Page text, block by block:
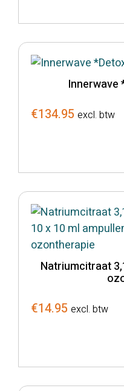
Innerwave
€134.95 excl. btw
Natriumcitraat
€14.95 excl. btw